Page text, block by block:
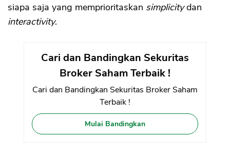
siapa saja yang memprioritaskan simplicitydan
interactivity.
Cari dan Bandingkan Sekuritas
Broker Saham Terbaik !
Cari dan Bandingkan Sekuritas Broker Saham
Terbaik !
Mulai Bandingkan